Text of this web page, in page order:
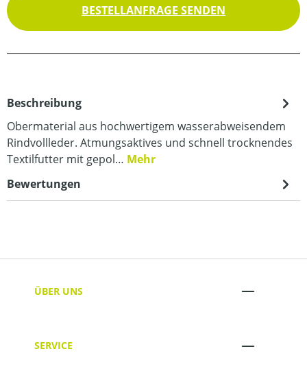
BESTELLANFRAGE SENDEN
Beschreibung
Obermaterial aus hochwertigem wasserabweisendem
Rindvollleder. Atmungsaktives und schnell trocknendes
Textilfutter mit gepol… Mehr
Bewertungen
ÜBER UNS
SERVICE